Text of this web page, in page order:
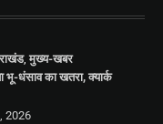
,मुख्य-खबर
भू-धंसाव का खतरा, क्यार्क
2026